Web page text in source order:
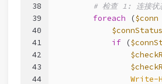
38
39
40
41
42
43
44
# 检查 1: 连接状
foreach ($conn
$connStatus
if (
Write-